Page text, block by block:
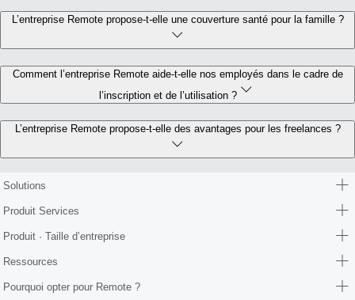
L’entreprise Remote propose-t-elle une couverture santé pour la famille ?
Comment l’entreprise Remote aide-t-elle nos employés dans le cadre de
l’inscription et de l’utilisation ?
L’entreprise Remote propose-t-elle des avantages pour les freelances ?
Solutions
Produit Services
Produit · Taille d’entreprise
Ressources
Pourquoi opter pour Remote ?